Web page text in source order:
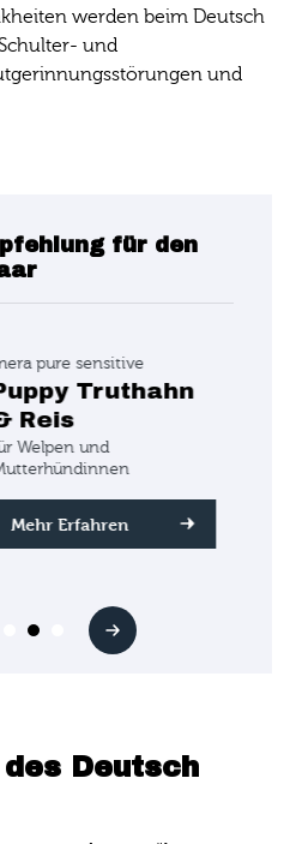
werden beim Deutsch
und
und
für den
mera pure sensitive
Geflügelherzen
Nassfutter
100% tierisches Protein für
sensible Hunde
Mehr Erfahren
Deutsch